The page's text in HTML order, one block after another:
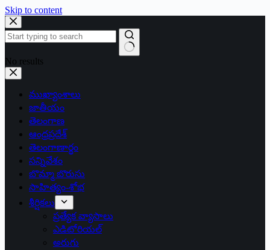
Skip to content
No results
ముఖ్యాంశాలు
జాతీయం
తెలంగాణ
ఆంధ్రప్రదేశ్
తెలంగాణార్థం
సన్నివేశం
బొమ్మా బొరుసు
సాహిత్యం-శోభ
శీర్షికలు
ప్రత్యేక వ్యాసాలు
ఎడిటోరియల్
అరుగు